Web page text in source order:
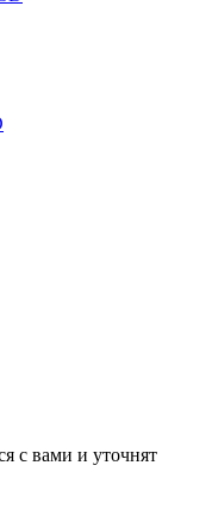
с вами и уточнят